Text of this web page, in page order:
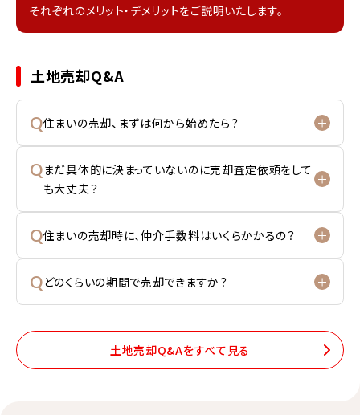
それぞれのメリット・デメリットをご説明いたします。
土地売却Q&A
Q住まいの売却、まずは何から始めたら？
Qまだ具体的に決まっていないのに売却査定依頼をして
も大丈夫？
Q住まいの売却時に、仲介手数料はいくらかかるの？
Qどのくらいの期間で売却できますか？
土地売却Q&Aをすべて見る